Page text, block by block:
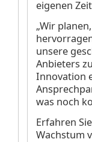
eigenen
„Wir
unsere
Anbieters
Innovation
was noch
Erfahren
Wachstum